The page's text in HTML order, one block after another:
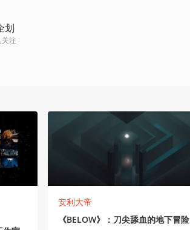
划
关注
安利大帝
《BELOW》：刀尖舔血的地下冒险